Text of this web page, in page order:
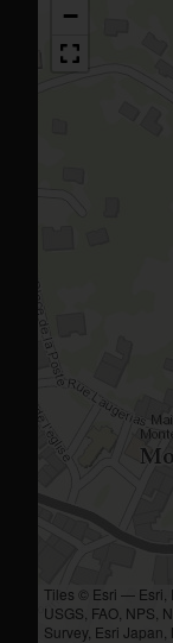
−
Tiles © Esri — Esri,
USGS, FAO, NPS,
Survey, Esri